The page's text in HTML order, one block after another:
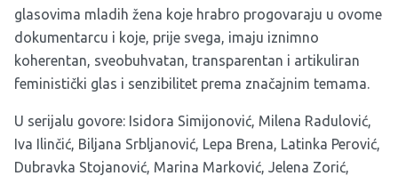
glasovima mladih žena koje hrabro progovaraju u ovome
dokumentarcu i koje, prije svega, imaju iznimno
koherentan, sveobuhvatan, transparentan i artikuliran
feministički glas i senzibilitet prema značajnim temama.
U serijalu govore: Isidora Simijonović, Milena Radulović,
Iva Ilinčić, Biljana Srbljanović, Lepa Brena, Latinka Perović,
Dubravka Stojanović, Marina Marković, Jelena Zorić,